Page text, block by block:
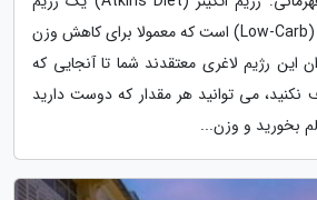
غذایی با کربوهیدرات کم (Low-Carb) است که معمولا برای کاهش وزن
این رژیم لاغری معتقدند شما تا آنجایی که
نکنید، می توانید هر مقدار که دوست دارید
بخورید و وزن...